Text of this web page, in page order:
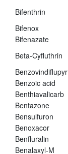
Bifenthrin
Bifenox
Bifenazate
Beta-Cyfluthrin
Benzovindiflupyr
Benzoic acid
Benthiavalicarb
Bentazone
Bensulfuron
Benoxacor
Benfluralin
Benalaxyl-M